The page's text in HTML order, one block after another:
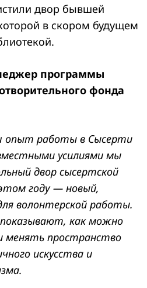
двор бывшей
в скором будущем
программы
фонда
опыт работы в Сысерти
усилиями мы
двор сысертской
году — новый,
волонтерской работы.
как можно
менять пространство
искусства и